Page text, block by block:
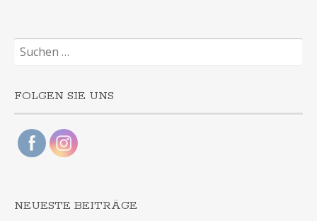
Suchen
nach:
FOLGEN SIE UNS
NEUESTE BEITRÄGE